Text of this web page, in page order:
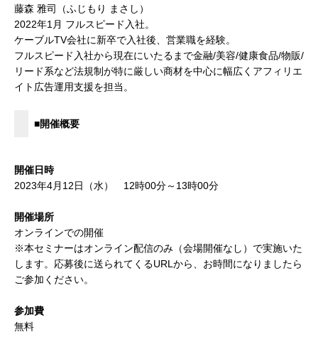
藤森 雅司（ふじもり まさし）
2022年1月 フルスピード入社。
ケーブルTV会社に新卒で入社後、営業職を経験。
フルスピード入社から現在にいたるまで金融/美容/健康食品/物販/
リード系など法規制が特に厳しい商材を中心に幅広くアフィリエ
イト広告運用支援を担当。
■開催概要
開催日時
2023年4月12日（水） 12時00分～13時00分
開催場所
オンラインでの開催
※本セミナーはオンライン配信のみ（会場開催なし）で実施いた
します。応募後に送られてくるURLから、お時間になりましたら
ご参加ください。
参加費
無料